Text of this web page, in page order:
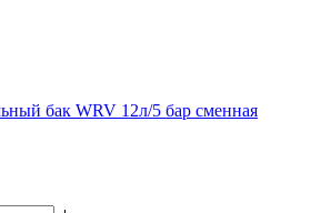
бак WRV 12л/5 бар сменная